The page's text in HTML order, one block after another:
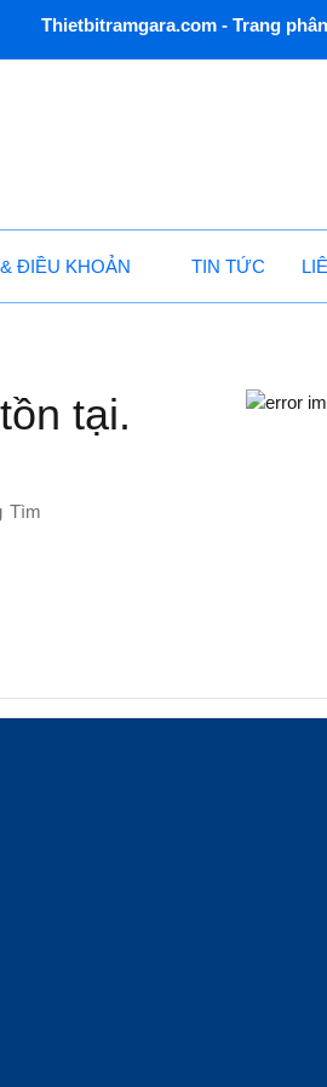
Thietbitramgara.com - Trang
ĐIỀU KHOẢN TIN TỨC
tại.
Tìm